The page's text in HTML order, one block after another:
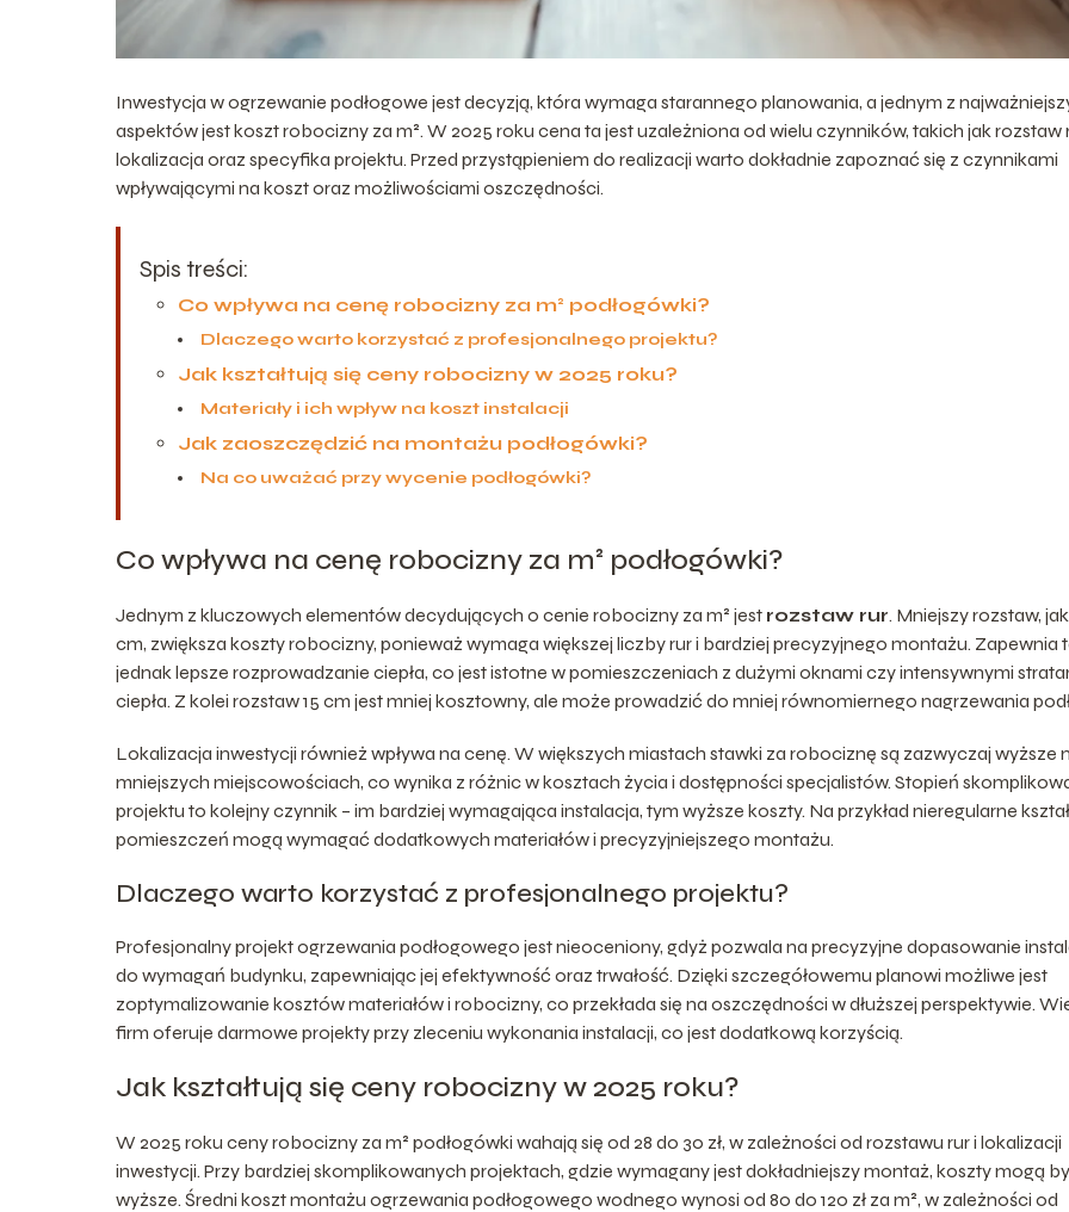
Inwestycja w ogrzewanie podłogowe jest decyzją, która wymaga starannego planowania, a jednym z
aspektów jest koszt robocizny za m². W 2025 roku cena ta jest uzależniona od wielu czynników, takich jak rozstaw
lokalizacja oraz specyfika projektu. Przed przystąpieniem do realizacji warto dokładnie zapoznać się z czynnikami
wpływającymi na koszt oraz możliwościami oszczędności.
Spis treści:
Co wpływa na cenę robocizny za m² podłogówki?
Dlaczego warto korzystać z profesjonalnego projektu?
Jak kształtują się ceny robocizny w 2025 roku?
Materiały i ich wpływ na koszt instalacji
Jak zaoszczędzić na montażu podłogówki?
Na co uważać przy wycenie podłogówki?
Co wpływa na cenę robocizny za m² podłogówki?
Jednym z kluczowych elementów decydujących o cenie robocizny za m² jest rozstaw rur. Mniejszy rozstaw, jak
cm, zwiększa koszty robocizny, ponieważ wymaga większej liczby rur i bardziej precyzyjnego montażu. Zapewnia
jednak lepsze rozprowadzanie ciepła, co jest istotne w pomieszczeniach z dużymi oknami czy intensywnymi
ciepła. Z kolei rozstaw 15 cm jest mniej kosztowny, ale może prowadzić do mniej równomiernego nagrzewania
Lokalizacja inwestycji również wpływa na cenę. W większych miastach stawki za robociznę są zazwyczaj wyższe
mniejszych miejscowościach, co wynika z różnic w kosztach życia i dostępności specjalistów. Stopień
projektu to kolejny czynnik – im bardziej wymagająca instalacja, tym wyższe koszty. Na przykład nieregularne
pomieszczeń mogą wymagać dodatkowych materiałów i precyzyjniejszego montażu.
Dlaczego warto korzystać z profesjonalnego projektu?
Profesjonalny projekt ogrzewania podłogowego jest nieoceniony, gdyż pozwala na precyzyjne dopasowanie
do wymagań budynku, zapewniając jej efektywność oraz trwałość. Dzięki szczegółowemu planowi możliwe jest
zoptymalizowanie kosztów materiałów i robocizny, co przekłada się na oszczędności w dłuższej perspektywie.
firm oferuje darmowe projekty przy zleceniu wykonania instalacji, co jest dodatkową korzyścią.
Jak kształtują się ceny robocizny w 2025 roku?
W 2025 roku ceny robocizny za m² podłogówki wahają się od 28 do 30 zł, w zależności od rozstawu rur i lokalizacji
inwestycji. Przy bardziej skomplikowanych projektach, gdzie wymagany jest dokładniejszy montaż, koszty mogą
wyższe. Średni koszt montażu ogrzewania podłogowego wodnego wynosi od 80 do 120 zł za m², w zależności od